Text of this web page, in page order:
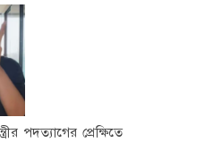
পদত্যাগের প্রেক্ষিতে